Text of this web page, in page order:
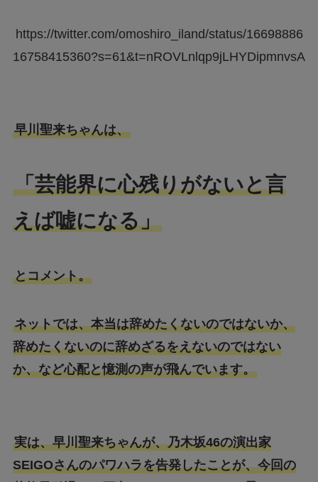
https://twitter.com/omoshiro_iland/status/16698886
16758415360?s=61&t=nROVLnlqp9jLHYDipmnvsA
早川聖来ちゃんは、
「芸能界に心残りがないと言
えば嘘になる」
とコメント。
ネットでは、本当は辞めたくないのではないか、
辞めたくないのに辞めざるをえないのではない
か、など心配と憶測の声が飛んでいます。
実は、早川聖来ちゃんが、乃木坂46の演出家
SEIGOさんのパワハラを告発したことが、今回の